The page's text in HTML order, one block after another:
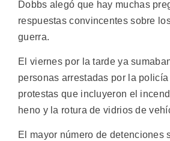
Dobbs alegó que hay muchas
respuestas convincentes sobre
guerra.
El viernes por la tarde ya
personas arrestadas por la
protestas que incluyeron el
heno y la rotura de vidrios de
El mayor número de detenciones